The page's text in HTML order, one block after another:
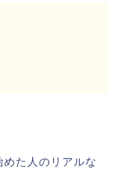
た人のリアルな